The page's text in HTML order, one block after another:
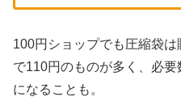
100円ショップでも圧縮袋
で110円のものが多く、必
になることも。